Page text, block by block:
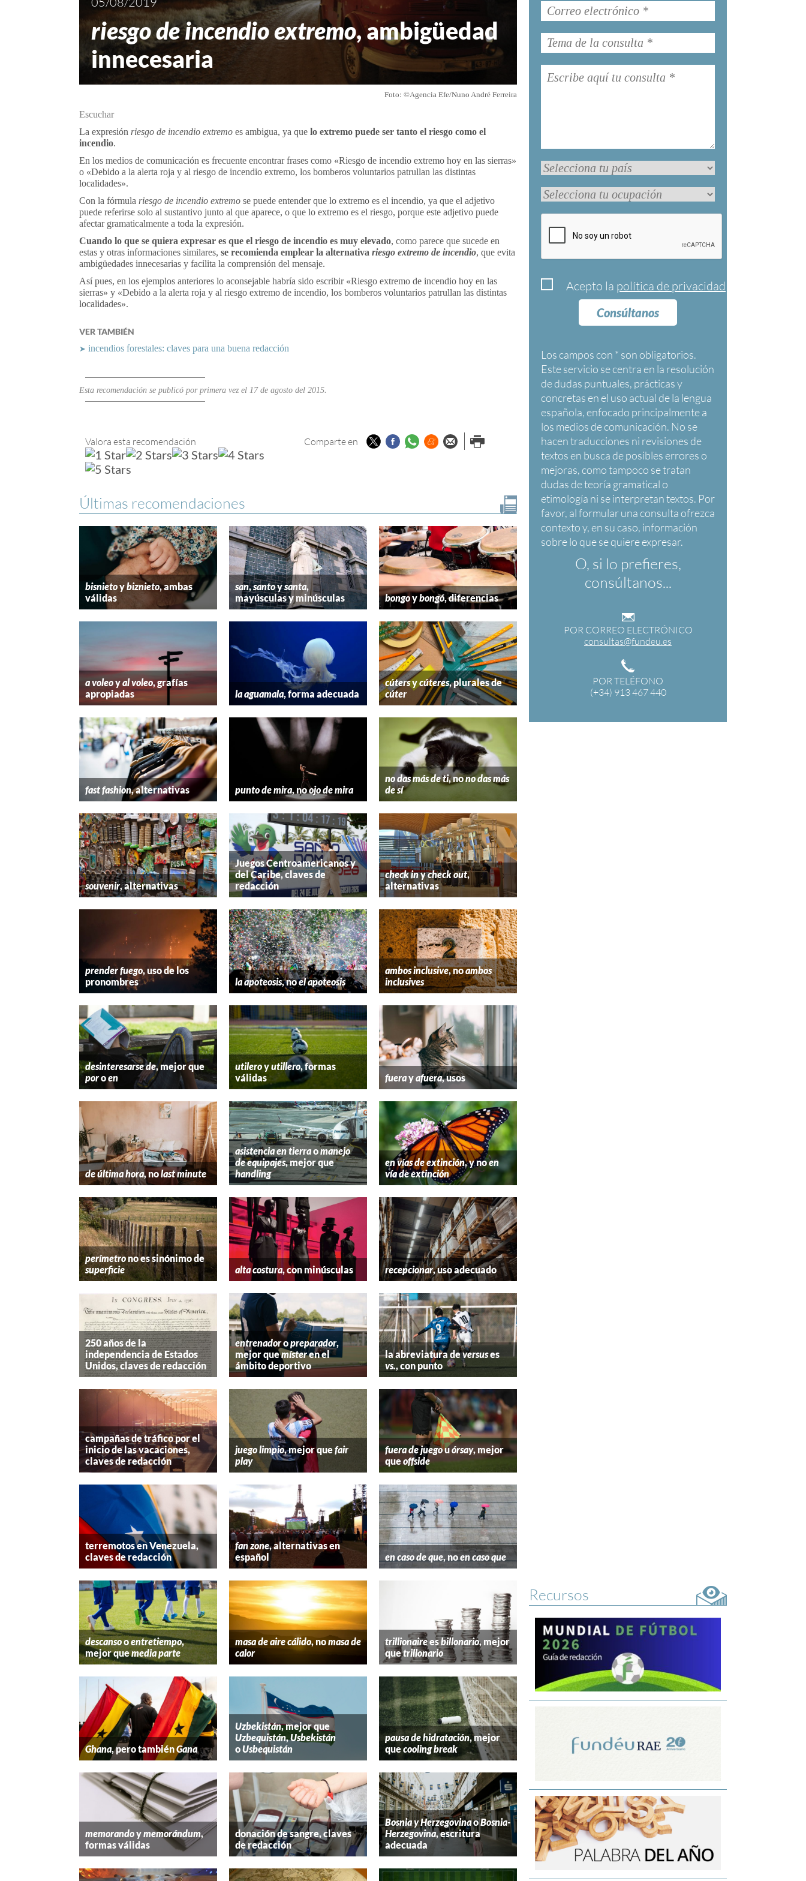
Acepto la política de privacidad
Consúltanos
Los campos con * son obligatorios
O, si lo prefieres,
consúltanos...
POR CORREO ELECTRÓNICO
consultas@fundeu.es
POR TELÉFONO
(+34) 913 467 440
riesgo de incendio extremo, ambigüedad
innecesaria
Foto: ©Agencia Efe/Nuno André Ferreira
Escuchar
La expresión riesgo de incendio extremo es ambigua, ya que lo extremo puede ser tanto el riesgo como el
incendio.
En los medios de comunicación es frecuente encontrar frases como «Riesgo de incendio extremo hoy en las sierras»
o «Debido a la alerta roja y al riesgo de incendio extremo, los bomberos voluntarios patrullan las distintas
localidades».
Con la fórmula riesgo de incendio extremo se puede entender que lo extremo es el incendio, ya que el adjetivo
puede referirse solo al sustantivo junto al que aparece, o que lo extremo es el riesgo, porque este adjetivo puede
afectar gramaticalmente a toda la expresión.
Cuando lo que se quiera expresar es que el riesgo de incendio es muy elevado, como parece que sucede en
estas y otras informaciones similares, se recomienda emplear la alternativa riesgo extremo de incendio, que evita
ambigüedades innecesarias y facilita la comprensión del mensaje.
Así pues, en los ejemplos anteriores lo aconsejable habría sido escribir «Riesgo extremo de incendio hoy en las
sierras» y «Debido a la alerta roja y al riesgo extremo de incendio, los bomberos voluntarios patrullan las distintas
localidades».
VER TAMBIÉN
➤ incendios forestales: claves para una buena redacción
Esta recomendación se publicó por primera vez el 17 de agosto del 2015.
Valora esta recomendación Comparte en TwitterFacebook
Whatsapp
Menéame
Enviar porImprimir
Últimas recomendaciones
bisnietoybiznieto, ambas
válidas
san,santoysanta,
mayúsculas y minúsculas
bongoybongó, diferencias
a voleoyal voleo, grafías
apropiadas
la aguamala, forma adecuada
cútersycúteres, plurales de
cúter
fast fashion, alternativas punto de mira, noojo de mira
no das más de ti, nono das más
de sí
souvenir, alternativas
Juegos Centroamericanos y
del Caribe, claves de
redacción
check inycheck out,
alternativas
prender fuego, uso de los
pronombres
la apoteosis, noel apoteosis
ambos inclusive, noambos
inclusives
desinteresarse de, mejor que
poroen
utileroyutillero, formas
válidas
fuerayafuera, usos
de última hora, nolast minute
asistencia en tierraomanejo
de equipajes, mejor que
handling
en vías de extinción, y noen
vía de extinción
perímetrono es sinónimo de
superficie
alta costura, con minúsculas recepcionar, uso adecuado
250 años de la
independencia de Estados
Unidos, claves de redacción
entrenadoropreparador,
mejor quemísteren el
ámbito deportivo
la abreviatura deversuses
vs., con punto
campañas de tráfico por el
inicio de las vacaciones,
claves de redacción
juego limpio, mejor quefair
play
fuera de juegouórsay, mejor
queoffside
terremotos en Venezuela,
claves de redacción
fan zone, alternativas en
español
en caso de que, noen caso que
descansooentretiempo,
mejor quemedia parte
masa de aire cálido, nomasa de
calor
trillionaireesbillonario, mejor
quetrillonario
Ghana, pero tambiénGana
Uzbekistán, mejor que
Uzbequistán,Usbekistán
oUsbequistán
pausa de hidratación, mejor
quecooling break
memorandoymemorándum,
formas válidas
donación de sangre, claves
de redacción
Bosnia y HerzegovinaoBosnia-
Herzegovina, escritura
adecuada
Recursos